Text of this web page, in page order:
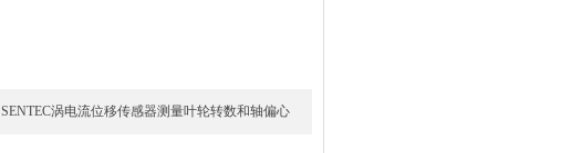
SENTEC涡电流位移传感器测量叶轮转数和轴偏心